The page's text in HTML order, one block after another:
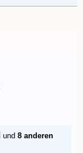
und 8 anderen